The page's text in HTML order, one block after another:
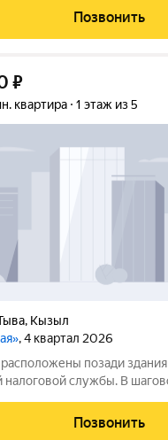
дошкольное
хорошо обеспечено
Позвонить
₽
квартира 1 этаж из 5
, Кызыл
, 4 квартал 2026
позади
службы. В
школа,
Позвонить